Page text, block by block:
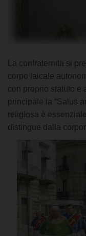
La confraternita si
corpo laicale
con proprio statuto e
principale la “Salus
religiosa è
distingue dalla